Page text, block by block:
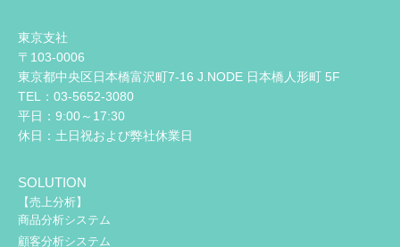
東京支社
〒103-0006
東京都中央区日本橋富沢町7-16 J.NODE 日本橋人形町 5F
TEL：03-5652-3080
平日：9:00～17:30
休日：土日祝および弊社休業日
SOLUTION
【売上分析】
商品分析システム
顧客分析システム